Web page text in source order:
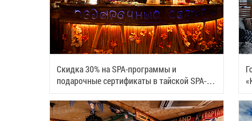
Скидка 30% на SPA-программы и
подарочные сертификаты в тайской SPA-
деревне Samui